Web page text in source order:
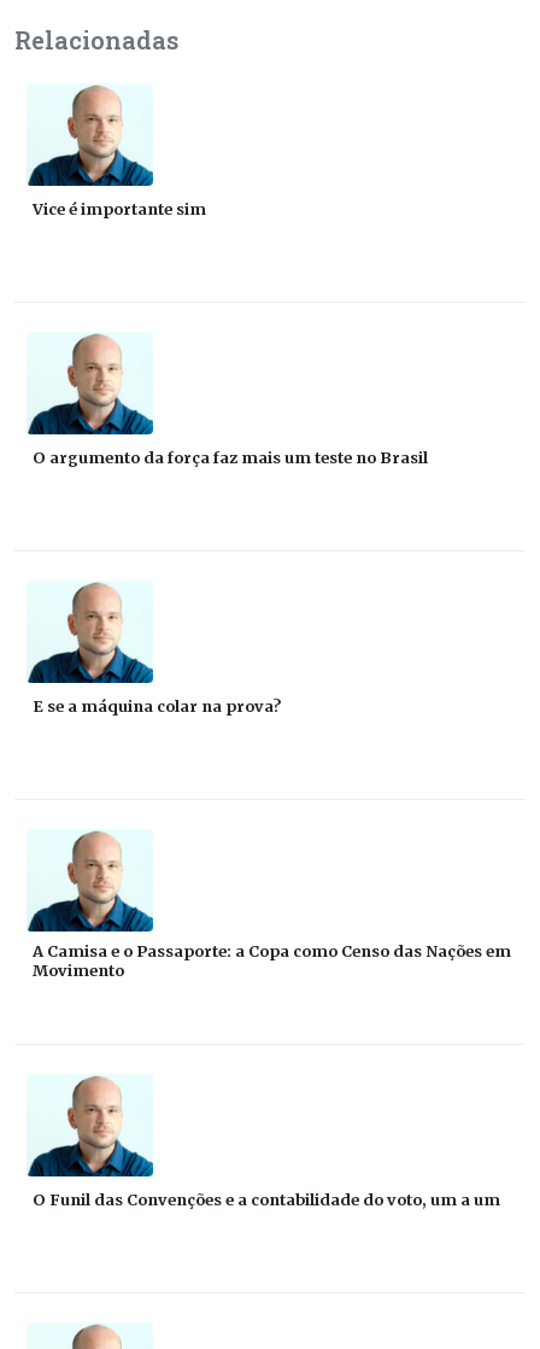
Relacionadas
Vice é importante sim
O argumento da força faz mais um teste no Brasil
E se a máquina colar na prova?
A Camisa e o Passaporte: a Copa como Censo das Nações em
Movimento
O Funil das Convenções e a contabilidade do voto, um a um